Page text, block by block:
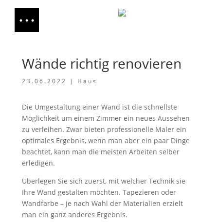
Wände richtig renovieren
23.06.2022 | Haus
Die Umgestaltung einer Wand ist die schnellste
Möglichkeit um einem Zimmer ein neues Aussehen
zu verleihen. Zwar bieten professionelle Maler ein
optimales Ergebnis, wenn man aber ein paar Dinge
beachtet, kann man die meisten Arbeiten selber
erledigen.
Überlegen Sie sich zuerst, mit welcher Technik sie
Ihre Wand gestalten möchten. Tapezieren oder
Wandfarbe – je nach Wahl der Materialien erzielt
man ein ganz anderes Ergebnis.